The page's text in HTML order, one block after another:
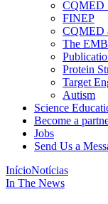
CQMED
FINEP
CQMED
The
Protein
Target
Autism
Science
Become a
Jobs
Send Us a
InícioNotícias
In The News